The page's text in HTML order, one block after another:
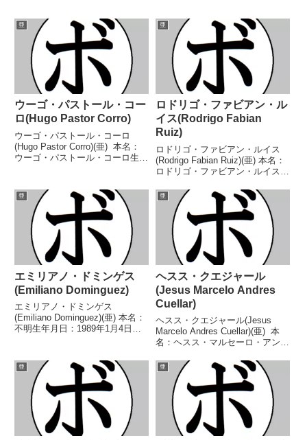
亜
ウーゴ・パストール・コー
ロ(Hugo Pastor Corro)
ウーゴ・パストール・コーロ
(Hugo Pastor Corro)(亜) 本名：
ウーゴ・パストール・コーロ生年
得タイトル】FABアルゼンチンミ
ドル級王座南米ミド...
亜
ロドリゴ・ファビアン・ル
イス(Rodrigo Fabian
Ruiz)
ロドリゴ・ファビアン・ルイス
(Rodrigo Fabian Ruiz)(亜) 本名：
ロドリゴ・ファビアン・ルイス生
戦績：25戦23勝(17KO)2敗 【獲
得タイトル】IBFラテンアメリカ
スーパーバンタム級...
亜
エミリアノ・ドミンゲス
(Emiliano Dominguez)
エミリアノ・ドミンゲス
(Emiliano Dominguez)(亜) 本名：
不明生年月日：1989年1月4日国
テンアメリカスーパーライト級暫
定王座 【戦歴】2014/0...
亜
ヘスス・クエジャール
(Jesus Marcelo Andres
Cuellar)
ヘスス・クエジャール(Jesus
Marcelo Andres Cuellar)(亜) 本
名：ヘスス・マルセーロ・アンド
1986年12月28日国籍：亜戦績：
33戦29勝(22KO)4敗 【獲得タイ
トル】WBO...
亜 亜